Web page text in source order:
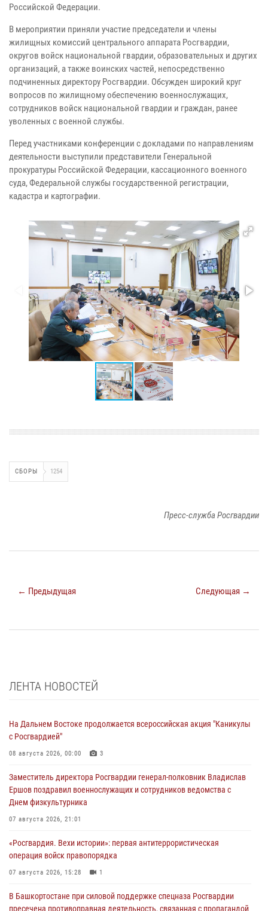
Российской Федерации.
В мероприятии приняли участие председатели и члены
жилищных комиссий центрального аппарата Росгвардии,
округов войск национальной гвардии, образовательных и других
организаций, а также воинских частей, непосредственно
подчиненных директору Росгвардии. Обсужден широкий круг
вопросов по жилищному обеспечению военнослужащих,
сотрудников войск национальной гвардии и граждан, ранее
уволенных с военной службы.
Перед участниками конференции с докладами по направлениям
деятельности выступили представители Генеральной
прокуратуры Российской Федерации, кассационного военного
суда, Федеральной службы государственной регистрации,
кадастра и картографии.
СБОРЫ 1254
Пресс-служба Росгвардии
← Предыдущая Следующая →
ЛЕНТА НОВОСТЕЙ
На Дальнем Востоке продолжается всероссийская акция "Каникулы
с Росгвардией"
08 августа 2026, 00:00 3
Заместитель директора Росгвардии генерал-полковник Владислав
Ершов поздравил военнослужащих и сотрудников ведомства с
Днем физкультурника
07 августа 2026, 21:01
«Росгвардия. Вехи истории»: первая антитеррористическая
операция войск правопорядка
07 августа 2026, 15:28 1
В Башкортостане при силовой поддержке спецназа Росгвардии
пресечена противоправная деятельность, связанная с пропагандой